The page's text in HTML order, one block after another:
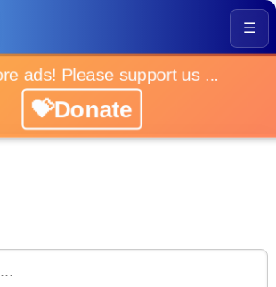
☰
ads! Please support us ...
💝Donate